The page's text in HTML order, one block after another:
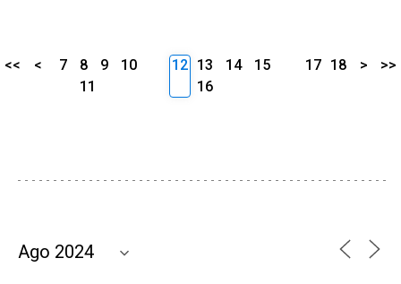
<< < 7 8 9
10
11
12 13 14
15
16
17 18 > >>